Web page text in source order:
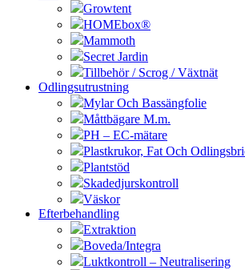
Growtent
HOMEbox®
Mammoth
Secret Jardin
Tillbehör / Scrog / Växtnät
Odlingsutrustning
Mylar Och Bassängfolie
Måttbägare M.m.
PH – EC-mätare
Plastkrukor, Fat Och
Plantstöd
Skadedjurskontroll
Väskor
Efterbehandling
Extraktion
Boveda/Integra
Luktkontroll – Neutralisering